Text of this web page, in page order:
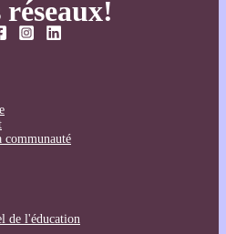
réseaux!
communauté
de l'éducation